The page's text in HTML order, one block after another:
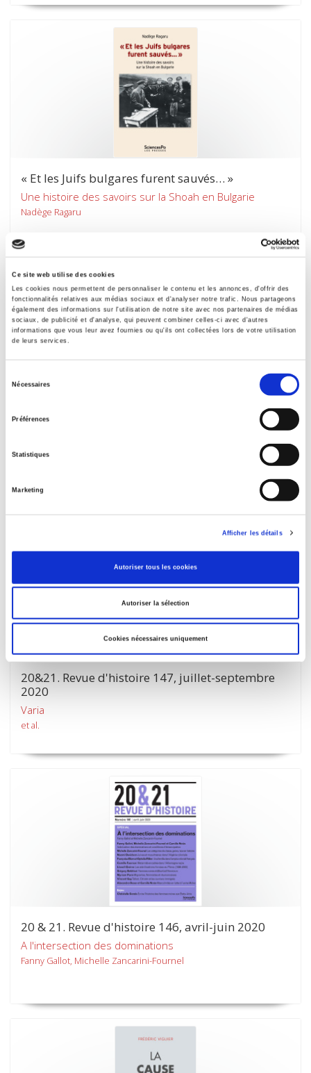
Ce site web utilise des cookies
Les cookies nous permettent de personnaliser le contenu et les annonces, d'offrir des
fonctionnalités relatives aux médias sociaux et d'analyser notre trafic. Nous partageons
également des informations sur l'utilisation de notre site avec nos partenaires de médias
sociaux, de publicité et d'analyse, qui peuvent combiner celles-ci avec d'autres
informations que vous leur avez fournies ou qu'ils ont collectées lors de votre utilisation
de leurs services.
Nécessaires
Préférences
Statistiques
Marketing
Afficher les détails
Autoriser tous les cookies
Autoriser la sélection
Cookies nécessaires uniquement
« Et les Juifs bulgares furent sauvés… »
Une histoire des savoirs sur la Shoah en Bulgarie
Nadège Ragaru
Alessandro Stanziani
20&21. Revue d'histoire 147, juillet-septembre
2020
Varia
et al.
20 & 21. Revue d'histoire 146, avril-juin 2020
A l'intersection des dominations
Fanny Gallot, Michelle Zancarini-Fournel